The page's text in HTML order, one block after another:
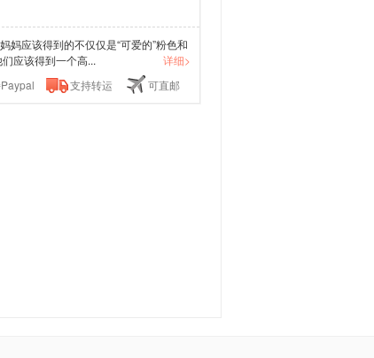
妈应该得到的不仅仅是“可爱的”粉色和
应该得到一个高...
详细>
支持转运 可直邮